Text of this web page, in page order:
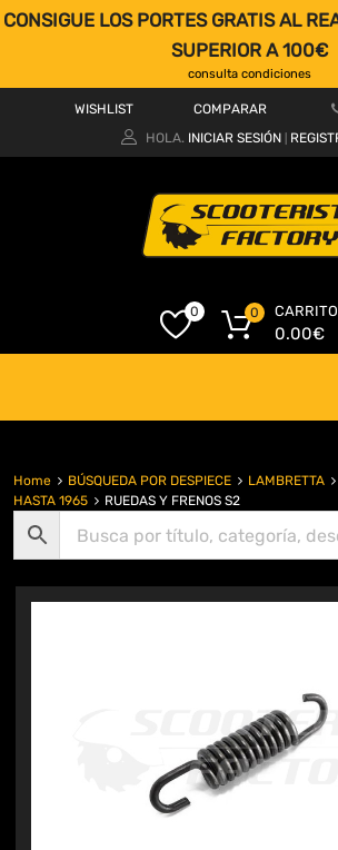
CONSIGUE LOS PORTES GRATIS AL
SUPERIOR A 100€
consulta condiciones
WISHLIST COMPARAR
HOLA. INICIAR SESIÓN
0 CARRITO
0.00€
0
Home BÚSQUEDA POR DESPIECE LAMBRETTA
HASTA 1965
RUEDAS Y FRENOS S2